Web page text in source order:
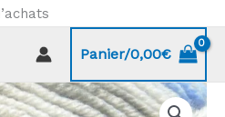
Panier/0,00€